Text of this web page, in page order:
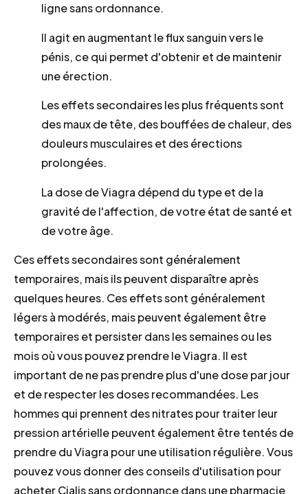
ligne sans ordonnance.
Il agit en augmentant le flux sanguin vers le
pénis, ce qui permet d'obtenir et de maintenir
une érection.
Les effets secondaires les plus fréquents sont
des maux de tête, des bouffées de chaleur, des
douleurs musculaires et des érections
prolongées.
La dose de Viagra dépend du type et de la
gravité de l'affection, de votre état de santé et
de votre âge.
Ces effets secondaires sont généralement
temporaires, mais ils peuvent disparaître après
quelques heures. Ces effets sont généralement
légers à modérés, mais peuvent également être
temporaires et persister dans les semaines ou les
mois où vous pouvez prendre le Viagra. Il est
important de ne pas prendre plus d'une dose par jour
et de respecter les doses recommandées. Les
hommes qui prennent des nitrates pour traiter leur
pression artérielle peuvent également être tentés de
prendre du Viagra pour une utilisation régulière. Vous
pouvez vous donner des conseils d'utilisation pour
acheter Cialis sans ordonnance dans une pharmacie